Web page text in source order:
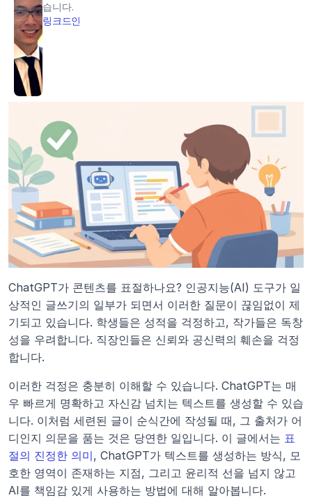
습니다.
링크드인
ChatGPT가 콘텐츠를 표절하나요? 인공지능(AI) 도구가 일
상적인 글쓰기의 일부가 되면서 이러한 질문이 끊임없이 제
기되고 있습니다. 학생들은 성적을 걱정하고, 작가들은 독창
성을 우려합니다. 직장인들은 신뢰와 공신력의 훼손을 걱정
합니다.
이러한 걱정은 충분히 이해할 수 있습니다. ChatGPT는 매
우 빠르게 명확하고 자신감 넘치는 텍스트를 생성할 수 있습
니다. 이처럼 세련된 글이 순식간에 작성될 때, 그 출처가 어
디인지 의문을 품는 것은 당연한 일입니다. 이 글에서는 표
절의 진정한 의미, ChatGPT가 텍스트를 생성하는 방식, 모
호한 영역이 존재하는 지점, 그리고 윤리적 선을 넘지 않고
AI를 책임감 있게 사용하는 방법에 대해 알아봅니다.